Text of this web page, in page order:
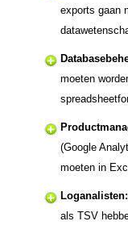
exports gaan
moeten
(Google
moeten in
Loganalisten:
als TSV